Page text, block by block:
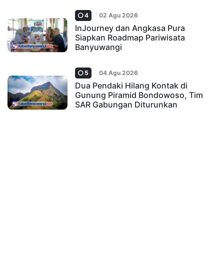
4 02 Agu 2026
InJourney dan Angkasa Pura
Siapkan Roadmap Pariwisata
Banyuwangi
5 04 Agu 2026
Dua Pendaki Hilang Kontak di
Gunung Piramid Bondowoso, Tim
SAR Gabungan Diturunkan